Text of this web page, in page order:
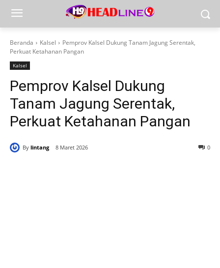
Beranda Kalsel
Pemprov Kalsel Dukung Tanam Jagung Serentak,
Perkuat Ketahanan Pangan
Kalsel
Pemprov Kalsel Dukung
Tanam Jagung Serentak,
Perkuat Ketahanan Pangan
By lintang 8 Maret 2026 0